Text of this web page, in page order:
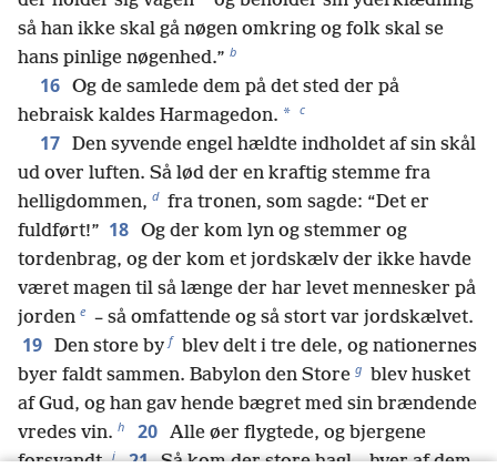
så han ikke skal gå nøgen omkring og folk skal se
hans pinlige nøgenhed.” b
16 Og de samlede dem på det sted der på
hebraisk kaldes Harmagedon. * c
17 Den syvende engel hældte indholdet af sin skål
ud over luften. Så lød der en kraftig stemme fra
helligdommen, d fra tronen, som sagde: “Det er
fuldført!” 18 Og der kom lyn og stemmer og
tordenbrag, og der kom et jordskælv der ikke havde
været magen til så længe der har levet mennesker på
jorden e – så omfattende og så stort var jordskælvet.
19 Den store by f blev delt i tre dele, og nationernes
byer faldt sammen. Babylon den Store g blev husket
af Gud, og han gav hende bægret med sin brændende
vredes vin. h 20 Alle øer flygtede, og bjergene
forsvandt. i 21 Så kom der store hagl – hver af dem